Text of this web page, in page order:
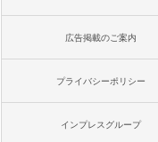
広告掲載のご案内
プライバシーポリシー
インプレスグループ